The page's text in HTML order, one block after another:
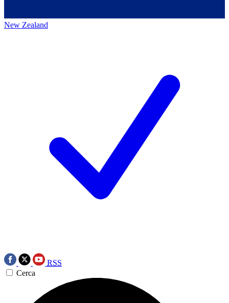
New Zealand
RSS
Cerca